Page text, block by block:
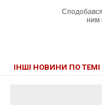
ним
ІНШІ НОВИНИ ПО ТЕМІ